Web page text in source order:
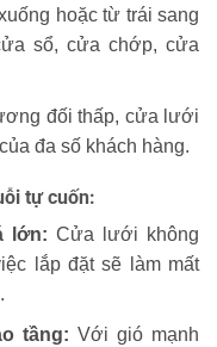
hoặc từ trái sang
sổ, cửa chớp, cửa
đối thấp, cửa lưới
đa số khách hàng.
tự cuốn:
lớn: Cửa lưới không
lắp đặt sẽ làm mất
tầng: Với gió mạnh